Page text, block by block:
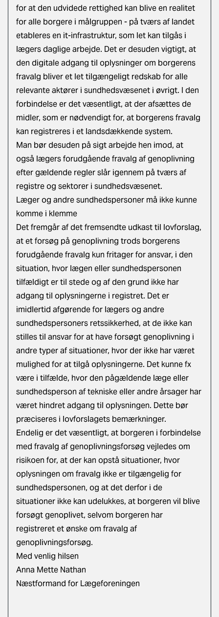
for at den udvidede rettighed kan blive en realitet
for alle borgere i målgruppen - på tværs af landet
etableres en it-infrastruktur, som let kan tilgås i
lægers daglige arbejde. Det er desuden vigtigt, at
den digitale adgang til oplysninger om borgerens
fravalg bliver et let tilgængeligt redskab for alle
relevante aktører i sundhedsvæsenet i øvrigt. I den
forbindelse er det væsentligt, at der afsættes de
midler, som er nødvendigt for, at borgerens fravalg
kan registreres i et landsdækkende system.
Man bør desuden på sigt arbejde hen imod, at
også lægers forudgående fravalg af genoplivning
efter gældende regler slår igennem på tværs af
registre og sektorer i sundhedsvæsenet.
Læger og andre sundhedspersoner må ikke kunne
komme i klemme
Det fremgår af det fremsendte udkast til lovforslag,
at et forsøg på genoplivning trods borgerens
forudgående fravalg kun fritager for ansvar, i den
situation, hvor lægen eller sundhedspersonen
tilfældigt er til stede og af den grund ikke har
adgang til oplysningerne i registret. Det er
imidlertid afgørende for lægers og andre
sundhedspersoners retssikkerhed, at de ikke kan
stilles til ansvar for at have forsøgt genoplivning i
andre typer af situationer, hvor der ikke har været
mulighed for at tilgå oplysningerne. Det kunne fx
være i tilfælde, hvor den pågældende læge eller
sundhedsperson af tekniske eller andre årsager har
været hindret adgang til oplysningen. Dette bør
præciseres i lovforslagets bemærkninger.
Endelig er det væsentligt, at borgeren i forbindelse
med fravalg af genoplivningsforsøg vejledes om
risikoen for, at der kan opstå situationer, hvor
oplysningen om fravalg ikke er tilgængelig for
sundhedspersonen, og at det derfor i de
situationer ikke kan udelukkes, at borgeren vil blive
forsøgt genoplivet, selvom borgeren har
registreret et ønske om fravalg af
genoplivningsforsøg.
Med venlig hilsen
Anna Mette Nathan
Næstformand for Lægeforeningen